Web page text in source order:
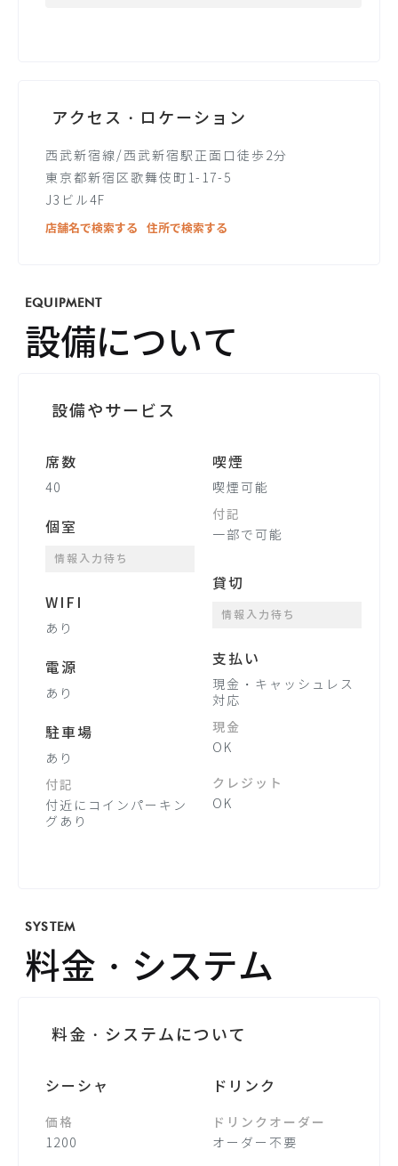
アクセス・ロケーション
西武新宿線/西武新宿駅正面口徒歩2分
東京都新宿区歌舞伎町1-17-5
J3ビル4F
店舗名で検索する
住所で検索する
EQUIPMENT
設備について
設備やサービス
席数
40
個室
情報入力待ち
WIFI
あり
電源
あり
駐車場
あり
付記
付近にコインパーキン
グあり
喫煙
喫煙可能
付記
一部で可能
貸切
情報入力待ち
支払い
現金・キャッシュレス
対応
現金
OK
クレジット
OK
SYSTEM
料金・システム
料金・システムについて
シーシャ
価格
1200
ドリンク
ドリンクオーダー
オーダー不要